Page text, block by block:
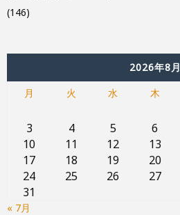
(146)
2026年8月
月
火 水 木
3
4 5 6
10
11 12 13
17
18 19 20
24
25 26 27
31
« 7月